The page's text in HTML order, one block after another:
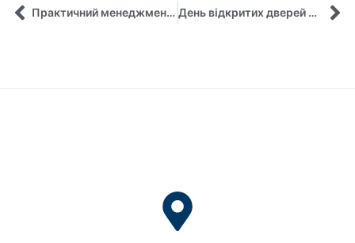
Практичний менеджмент: від теорії до викликів сучасного ринку праці День відкритих дверей 2026